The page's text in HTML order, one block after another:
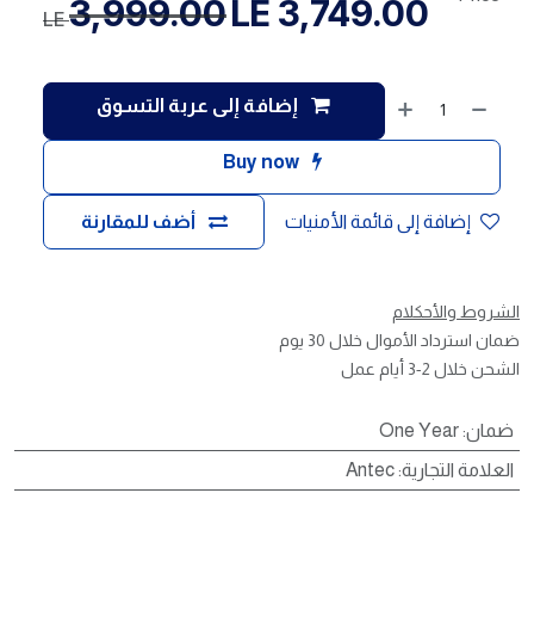
إضافة إلى عربة التسوق
Buy now
أضف للمقارنة إضافة إلى قائمة الأمنيات
3,749.00
3,999.00
LE
الشروط والأحكلام
ضمان استرداد الأموال خلال 30 يوم
الشحن خلال 2-3 أيام عمل
ضمان:
One Year
العلامة التجارية:
Antec